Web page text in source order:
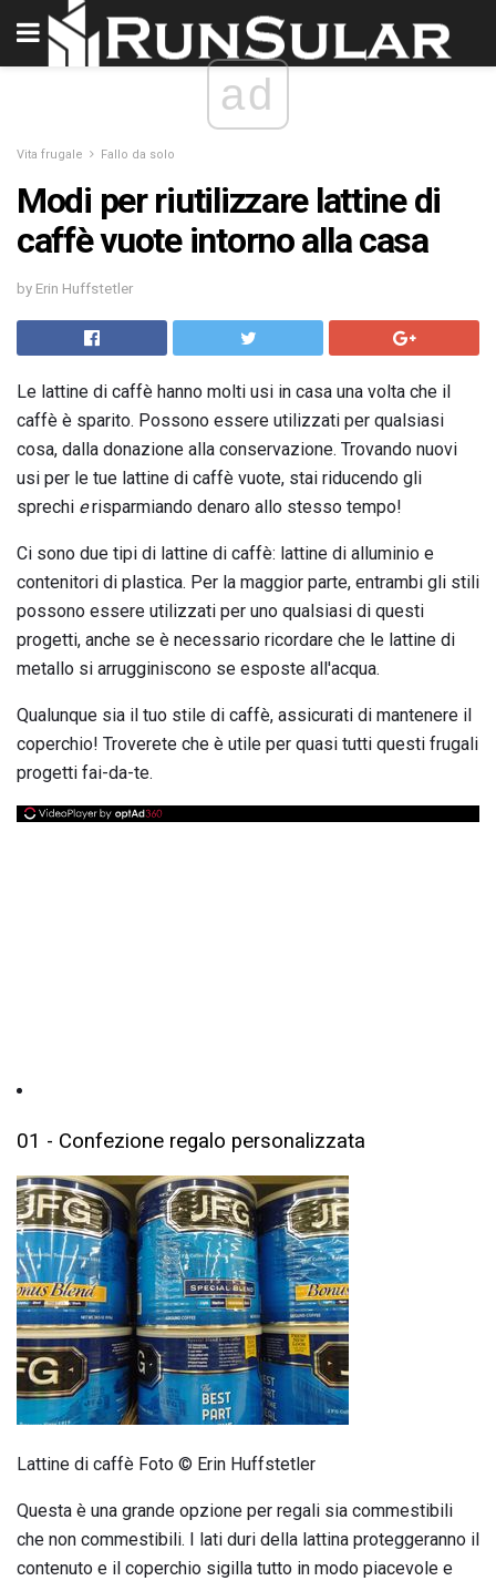
ad
Vita frugale Fallo da solo
Modi per riutilizzare lattine di
caffè vuote intorno alla casa
by Erin Huffstetler
Le lattine di caffè hanno molti usi in casa una volta che il
caffè è sparito. Possono essere utilizzati per qualsiasi
cosa, dalla donazione alla conservazione. Trovando nuovi
usi per le tue lattine di caffè vuote, stai riducendo gli
sprechi erisparmiando denaro allo stesso tempo!
Ci sono due tipi di lattine di caffè: lattine di alluminio e
contenitori di plastica. Per la maggior parte, entrambi gli stili
possono essere utilizzati per uno qualsiasi di questi
progetti, anche se è necessario ricordare che le lattine di
metallo si arrugginiscono se esposte all'acqua.
Qualunque sia il tuo stile di caffè, assicurati di mantenere il
coperchio! Troverete che è utile per quasi tutti questi frugali
progetti fai-da-te.
01 - Confezione regalo personalizzata
Lattine di caffè Foto © Erin Huffstetler
Questa è una grande opzione per regali sia commestibili
che non commestibili. I lati duri della lattina proteggeranno il
contenuto e il coperchio sigilla tutto in modo piacevole e